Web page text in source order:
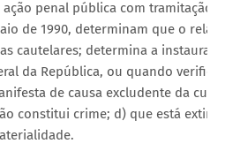
penal pública com tramitação
de 1990, determinam que o
cautelares; determina a
da República, ou quando
de causa excludente da
constitui crime; d) que está